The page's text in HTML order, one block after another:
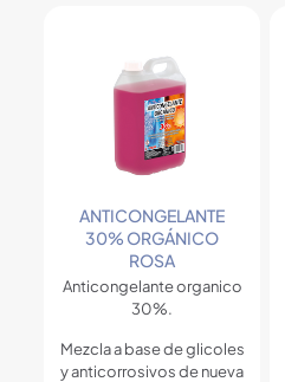
ANTICONGELANTE
30% ORGÁNICO
ROSA
Anticongelante organico
30%.
Mezcla a base de glicoles
y anticorrosivos de nueva